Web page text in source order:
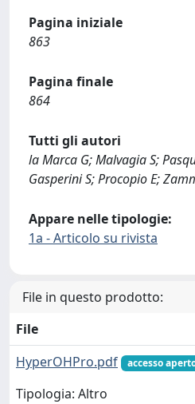
Pagina iniziale
863
Pagina finale
864
Tutti gli autori
la Marca G; Malvagia S;
Gasperini S; Procopio E;
Appare nelle tipologie:
1a - Articolo su rivista
File in questo prodotto:
File
HyperOHPro.pdf
accesso
Tipologia: Altro